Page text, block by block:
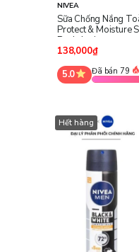
NIVEA
Sữa Chống Nắng
Protect & Moisture
Body Lotion
138,000₫
5.0
Đã bán 79
Hết hàng